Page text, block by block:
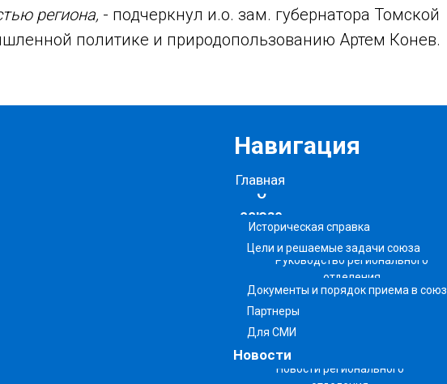
региона, - подчеркнул и.о. зам. губернатора Томской
политике и природопользованию Артем Конев.
О
союзе
Новости
Навигация
Главная
Историческая справка
Цели и решаемые задачи союза
Руководство регионального
отделения
Документы и порядок приема в союз
Партнеры
Для СМИ
Новости регионального